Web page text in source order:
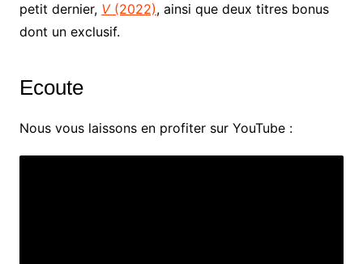
petit dernier, V(2022), ainsi que deux titres bonus
dont un exclusif.
Ecoute
Nous vous laissons en profiter sur YouTube :